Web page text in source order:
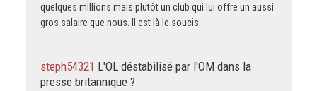
quelques millions mais plutôt un club qui lui offre un aussi
gros salaire que nous. Il est là le soucis.
steph54321 L'OL déstabilisé par l'OM dans la
presse britannique ?